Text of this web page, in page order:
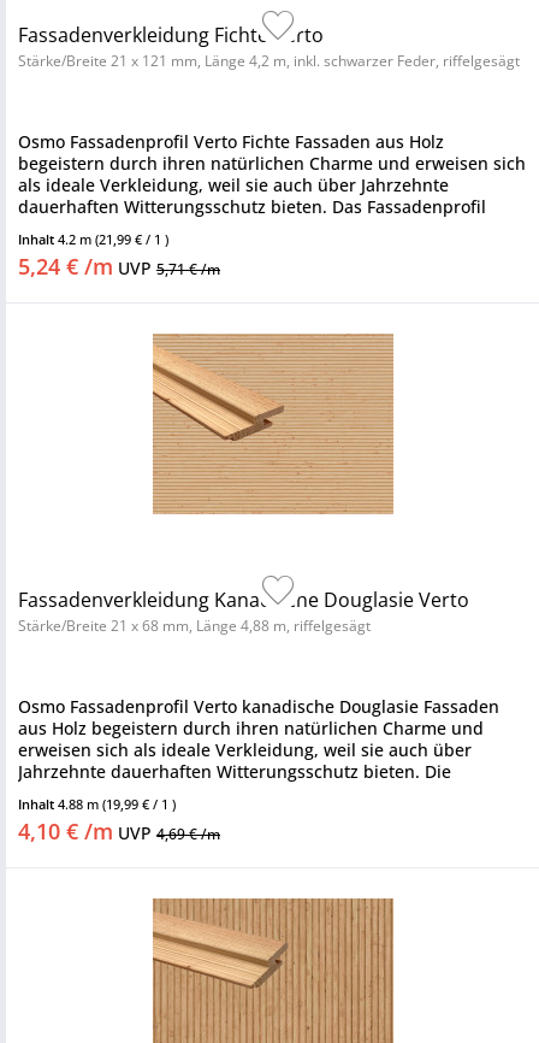
Fassadenverkleidung Fichte Verto
Stärke/Breite 21 x 121 mm, Länge 4,2 m, inkl. schwarzer Feder, riffelgesägt
Osmo Fassadenprofil Verto Fichte Fassaden aus Holz
begeistern durch ihren natürlichen Charme und erweisen sich
als ideale Verkleidung, weil sie auch über Jahrzehnte
dauerhaften Witterungsschutz bieten. Das Fassadenprofil
Inhalt 4.2 m (21,99 € / 1 )
5,24 € /m UVP 5,71 € /m
Fassadenverkleidung Kanadische Douglasie Verto
Stärke/Breite 21 x 68 mm, Länge 4,88 m, riffelgesägt
Osmo Fassadenprofil Verto kanadische Douglasie Fassaden
aus Holz begeistern durch ihren natürlichen Charme und
erweisen sich als ideale Verkleidung, weil sie auch über
Jahrzehnte dauerhaften Witterungsschutz bieten. Die
Inhalt 4.88 m (19,99 € / 1 )
4,10 € /m UVP 4,69 € /m